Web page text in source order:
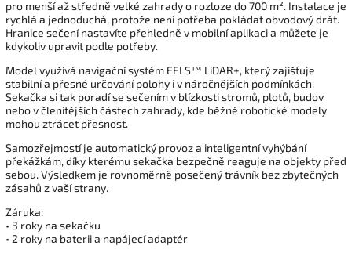
pro menší až středně velké zahrady o rozloze do 700 m². Instalace je
rychlá a jednoduchá, protože není potřeba pokládat obvodový drát.
Hranice sečení nastavíte přehledně v mobilní aplikaci a můžete je
kdykoliv upravit podle potřeby.
Model využívá navigační systém EFLS™ LiDAR+, který zajišťuje
stabilní a přesné určování polohy i v náročnějších podmínkách.
Sekačka si tak poradí se sečením v blízkosti stromů, plotů, budov
nebo v členitějších částech zahrady, kde běžné robotické modely
mohou ztrácet přesnost.
Samozřejmostí je automatický provoz a inteligentní vyhýbání
překážkám, díky kterému sekačka bezpečně reaguje na objekty před
sebou. Výsledkem je rovnoměrně posečený trávník bez zbytečných
zásahů z vaší strany.
Záruka:
• 3 roky na sekačku
• 2 roky na baterii a napájecí adaptér